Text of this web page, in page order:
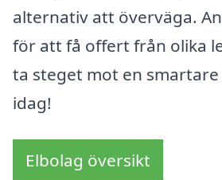
alternativ att överväga.
för att få offert från olika
ta steget mot en
idag!
Elbolag översikt